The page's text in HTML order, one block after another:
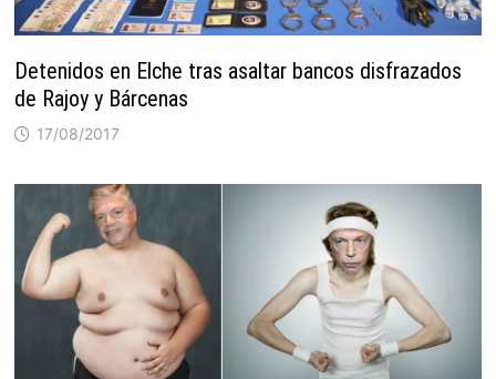
Detenidos en Elche tras asaltar bancos disfrazados
de Rajoy y Bárcenas
17/08/2017